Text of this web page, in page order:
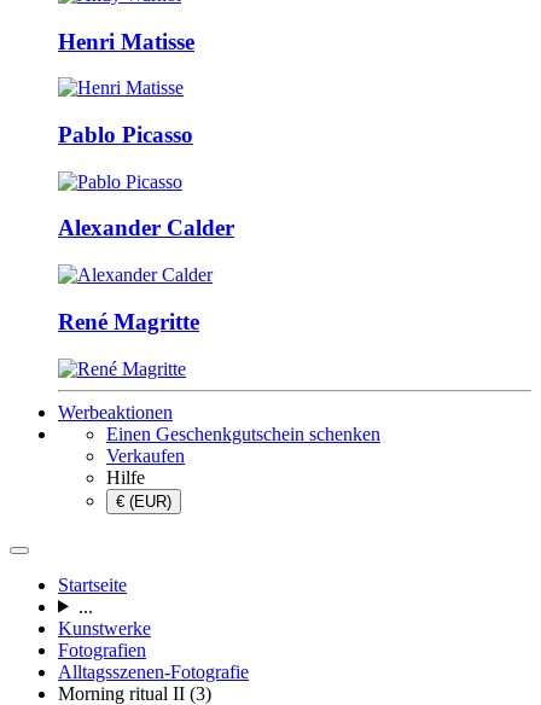
Henri Matisse
Pablo Picasso
Alexander Calder
René Magritte
Werbeaktionen
Einen Geschenkgutschein schenken
Verkaufen
Hilfe
€ (EUR)
Startseite
...
Kunstwerke
Fotografien
Alltagsszenen-Fotografie
Morning ritual II (3)